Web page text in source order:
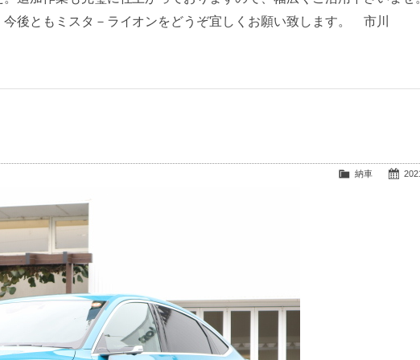
後ともミスタ－ライオンをどうぞ宜しくお願い致します。 市川
納車